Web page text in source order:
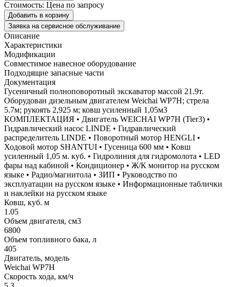
Стоимость: Цена по запросу
Добавить в корзину
Заявка на сервисное обслуживание
Описание
Характеристики
Модификации
Совместимое навесное оборудование
Подходящие запасные части
Документация
Гусеничный полноповоротный экскаватор массой 21.9т.
Оборудован дизельным двигателем Weichai WP7H; стрела
5.7м; рукоять 2,925 м; ковш усиленный 1,05м3
КОМПЛЕКТАЦИЯ • Двигатель WEICHAI WP7H (Tier3) •
Гидравлический насос LINDE • Гидравлический
распределитель LINDE • Поворотный мотор HENGLI •
Ходовой мотор SHANTUI • Гусеница 600 мм • Ковш
усиленный 1,05 м. куб. • Гидролиния для гидромолота • LED
фары над кабиной • Кондиционер • Ж/К монитор на русском
языке • Радио/магнитола • ЗИП • Руководство по
эксплуатации на русском языке • Информационные таблички
и наклейки на русском языке
Ковш, куб. м
1.05
Объем двигателя, см3
6800
Объем топливного бака, л
405
Двигатель, модель
Weichai WP7H
Скорость хода, км/ч